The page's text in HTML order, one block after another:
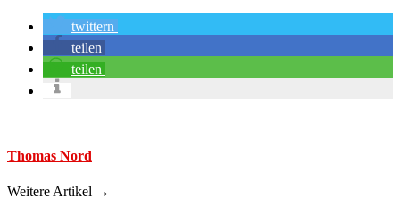
twittern
teilen
teilen
Thomas Nord
Weitere Artikel →